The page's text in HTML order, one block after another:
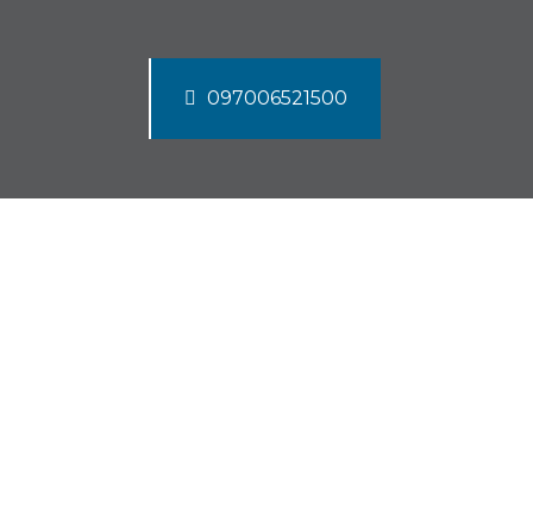
097006521500